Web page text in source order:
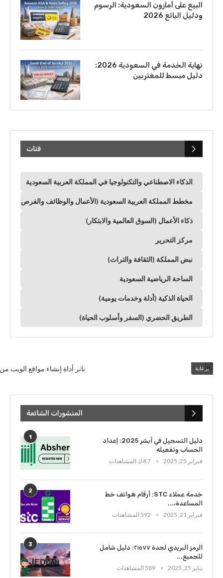
البيع على أمازون السعودية: الرسوم
ودليل البائع 2026
نهاية الخدمة في السعودية 2026:
دليل مبسط للمغتربين
فئات
الذكاء الاصطناعي والتكنولوجيا في المملكة العربية السعودية
مخطط المملكة العربية السعودية (الأعمال والوظائف والفرص)
ذكاء الأعمال (السوق العالمية والابتكار)
مركز التحرير
نبض المملكة (الثقافة والتراث)
الساحة الرياضية السعودية
الحياة الذكية (أدلة وخدمات يومية)
الطريق الحضري (السفر وأسلوب الحياة)
برعاية
المنشورات الشائعة
1
دليل التسجيل في أبشر 2025: إعداد
الحساب وتفعيله
فبراير 25, 2025
4.7ك المشاهدات
2
خدمة عملاء STC: أرقام هواتف خط
المساعدة،...
فبراير 21, 2025
592 المشاهدات
3
الرمز البريدي لجدة ٢١٥٧٧: دليل شامل
للجميع...
يناير 25, 2025
589 المشاهدات